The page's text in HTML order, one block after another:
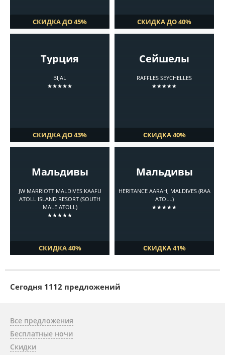
СКИДКА ДО 45% СКИДКА ДО 40%
Турция
BIJAL
★★★★★
СКИДКА ДО 43%
Сейшелы
RAFFLES SEYCHELLES
★★★★★
СКИДКА 40%
Мальдивы
JW MARRIOTT MALDIVES KAAFU
ATOLL ISLAND RESORT (SOUTH
MALE ATOLL)
★★★★★
СКИДКА 40%
Мальдивы
HERITANCE AARAH, MALDIVES (RAA
ATOLL)
★★★★★
СКИДКА 41%
Cегодня 1112 предложений
Все предложения
Бесплатные ночи
Скидки